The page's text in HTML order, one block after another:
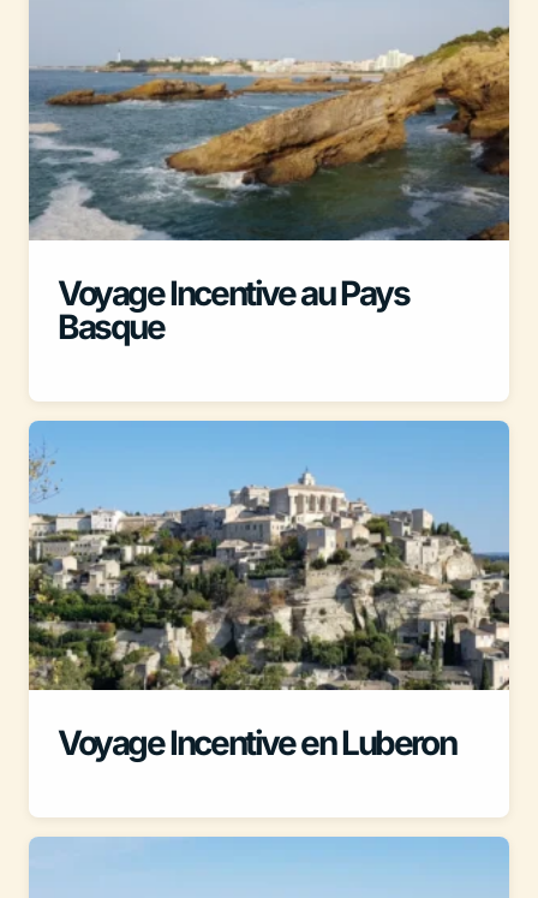
Voyage Incentive au Pays
Basque
Voyage Incentive en Luberon